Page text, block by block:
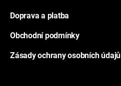
Doprava a platba
Obchodní podmínky
Zásady ochrany osobních údajů